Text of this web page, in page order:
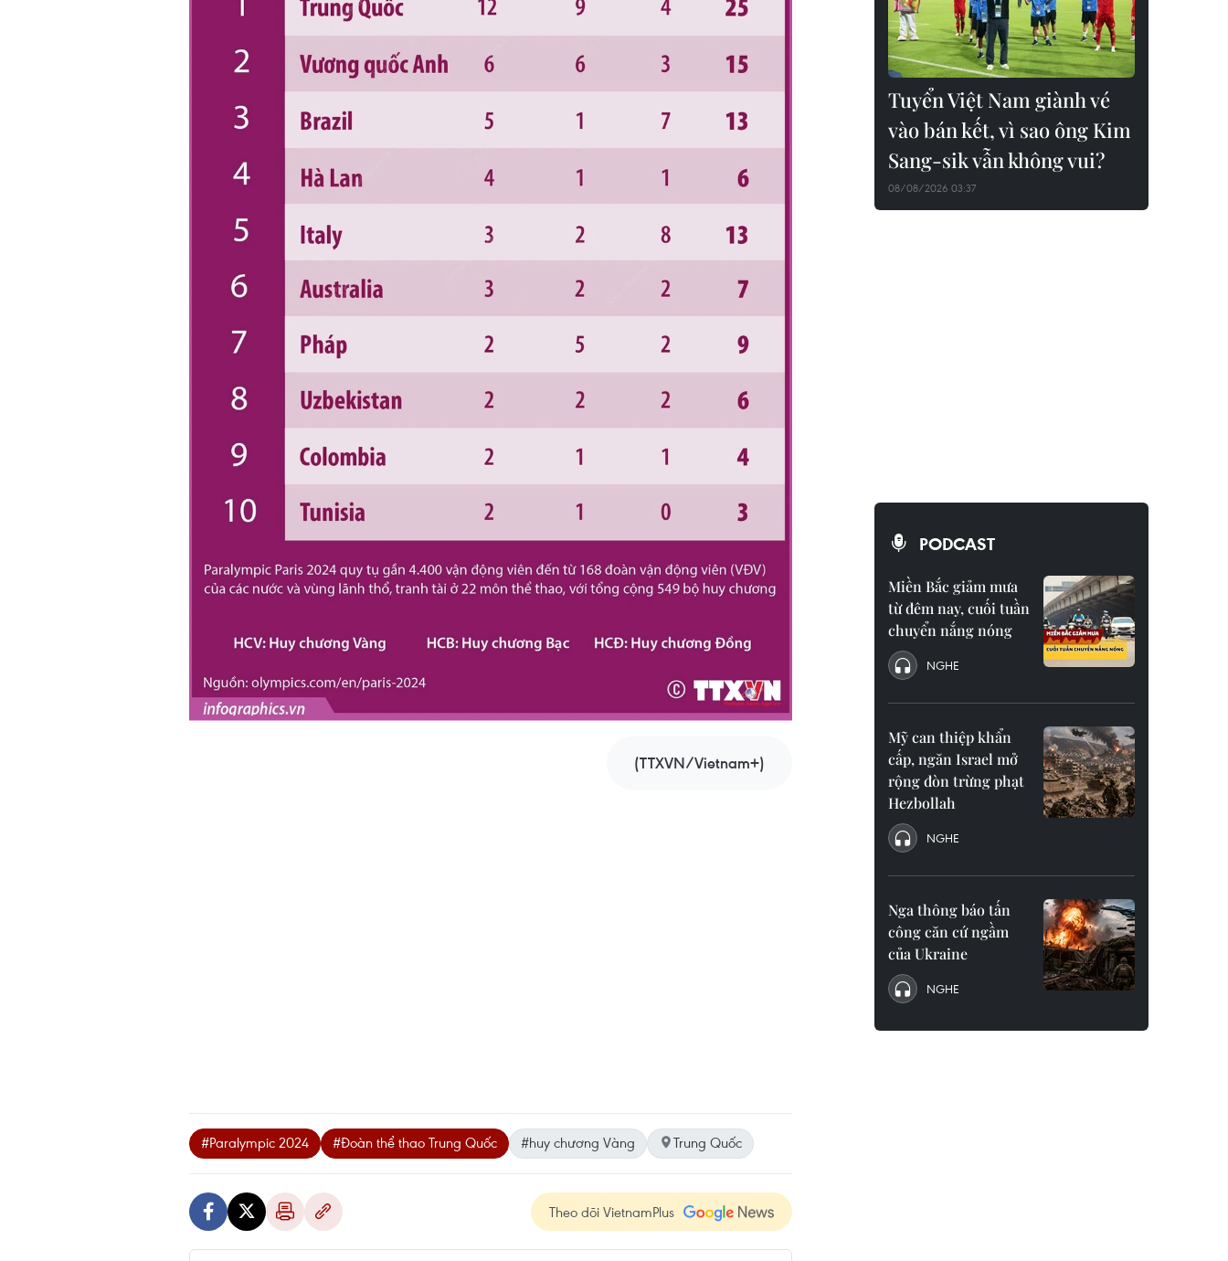
(TTXVN/Vietnam+)
#Paralympic 2024 #Đoàn thể thao Trung Quốc #huy chương Vàng Trung Quốc
Theo dõi VietnamPlus
Tuyển Việt Nam giành vé
vào bán kết, vì sao ông Kim
Sang-sik vẫn không vui?
08/08/2026 03:37
PODCAST
Miền Bắc giảm mưa
từ đêm nay, cuối tuần
chuyển nắng nóng
NGHE
Mỹ can thiệp khẩn
cấp, ngăn Israel mở
rộng đòn trừng phạt
Hezbollah
NGHE
Nga thông báo tấn
công căn cứ ngầm
của Ukraine
NGHE